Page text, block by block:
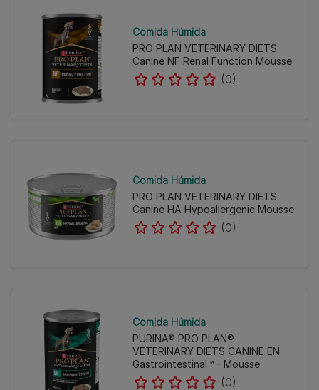
Comida Húmida
PRO PLAN VETERINARY DIETS
Canine NF Renal Function Mousse
(0)
Comida Húmida
PRO PLAN VETERINARY DIETS
Canine HA Hypoallergenic Mousse
(0)
Comida Húmida
PURINA® PRO PLAN®
VETERINARY DIETS CANINE EN
Gastrointestinal™ - Mousse
(0)